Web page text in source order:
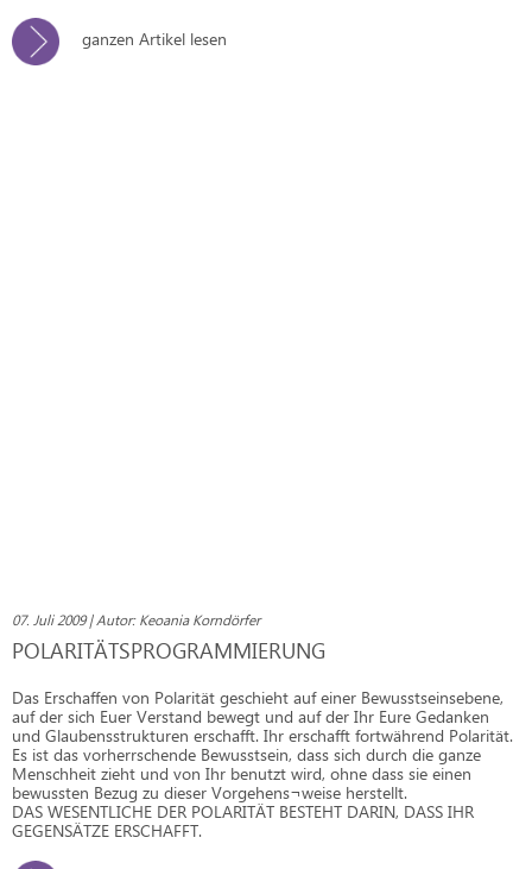
ganzen Artikel lesen
07. Juli 2009 | Autor: Keoania Korndörfer
POLARITÄTSPROGRAMMIERUNG
Das Erschaffen von Polarität geschieht auf einer Bewusstseinsebene,
auf der sich Euer Verstand bewegt und auf der Ihr Eure Gedanken
und Glaubensstrukturen erschafft. Ihr erschafft fortwährend Polarität.
Es ist das vorherrschende Bewusstsein, dass sich durch die ganze
Menschheit zieht und von Ihr benutzt wird, ohne dass sie einen
bewussten Bezug zu dieser Vorgehens¬weise herstellt.
DAS WESENTLICHE DER POLARITÄT BESTEHT DARIN, DASS IHR
GEGENSÄTZE ERSCHAFFT.